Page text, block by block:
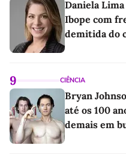
Daniela
Ibope com
demitida do
9 CIÊNCIA
Bryan
até os 100
demais em